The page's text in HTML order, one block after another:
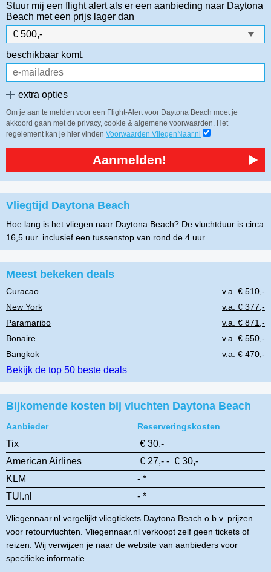
Stuur mij een flight alert als er een aanbieding naar Daytona
Beach met een prijs lager dan
beschikbaar komt.
extra opties
Om je aan te melden voor een Flight-Alert voor Daytona Beach moet je
akkoord gaan met de privacy, cookie & algemene voorwaarden. Het
regelement kan je hier vinden Voorwaarden VliegenNaar.nl
Aanmelden!
Vliegtijd Daytona Beach
Hoe lang is het vliegen naar Daytona Beach? De vluchtduur is circa
16,5 uur. inclusief een tussenstop van rond de 4 uur.
Meest bekeken deals
Curacao
v.a. € 510,-
New York
v.a. € 377,-
Paramaribo
v.a. € 871,-
Bonaire
v.a. € 550,-
Bangkok
v.a. € 470,-
Bekijk de top 50 beste deals
Bijkomende kosten bij vluchten Daytona Beach
Aanbieder Reserveringskosten
Tix
€ 30,-
American Airlines
€ 27,- - € 30,-
KLM
- *
TUI.nl
- *
Vliegennaar.nl vergelijkt vliegtickets Daytona Beach o.b.v. prijzen
voor retourvluchten. Vliegennaar.nl verkoopt zelf geen tickets of
reizen. Wij verwijzen je naar de website van aanbieders voor
specifieke informatie.